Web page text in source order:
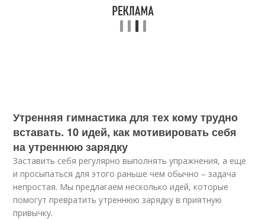
Утренняя гимнастика для тех кому трудно
вставать. 10 идей, как мотивировать себя
на утреннюю зарядку
Заставить себя регулярно выполнять упражнения, а еще
и просыпаться для этого раньше чем обычно – задача
непростая. Мы предлагаем несколько идей, которые
помогут превратить утреннюю зарядку в приятную
привычку.